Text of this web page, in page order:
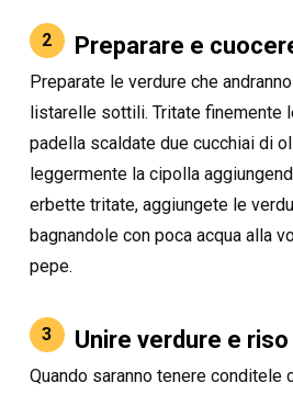
2 Preparare e
Preparate le verdure che
listarelle sottili. Tritate finemente
padella scaldate due cucchiai di
leggermente la cipolla
erbette tritate, aggiungete le
bagnandole con poca acqua alla
pepe.
3 Unire verdure e riso
Quando saranno tenere